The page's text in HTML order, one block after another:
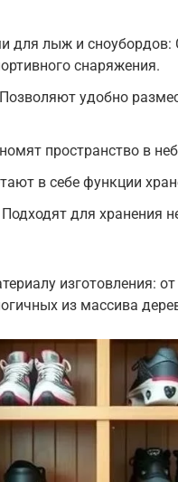
для лыж и сноубордов:
снаряжения.
удобно
пространство в
в себе функции
для хранения
изготовления:
из массива